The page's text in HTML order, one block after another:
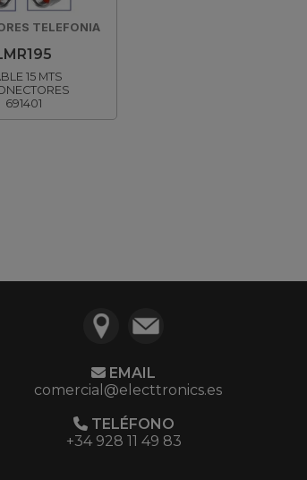
TELEFONIA
15 MTS
691401
EMAIL
comercial@electtronics.es
TELÉFONO
+34 928 11 49 83